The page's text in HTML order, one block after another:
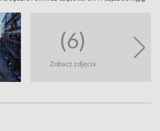
(6)
Zobacz zdjęcia